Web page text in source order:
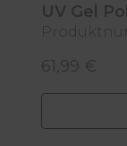
UV Gel
Regulärer
61,99 €